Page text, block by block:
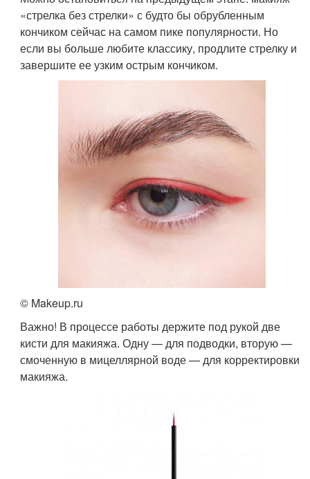
«стрелка без стрелки» с будто бы обрубленным
кончиком сейчас на самом пике популярности. Но
если вы больше любите классику, продлите стрелку и
завершите ее узким острым кончиком.
© Makeup.ru
Важно! В процессе работы держите под рукой две
кисти для макияжа. Одну — для подводки, вторую —
смоченную в мицеллярной воде — для корректировки
макияжа.